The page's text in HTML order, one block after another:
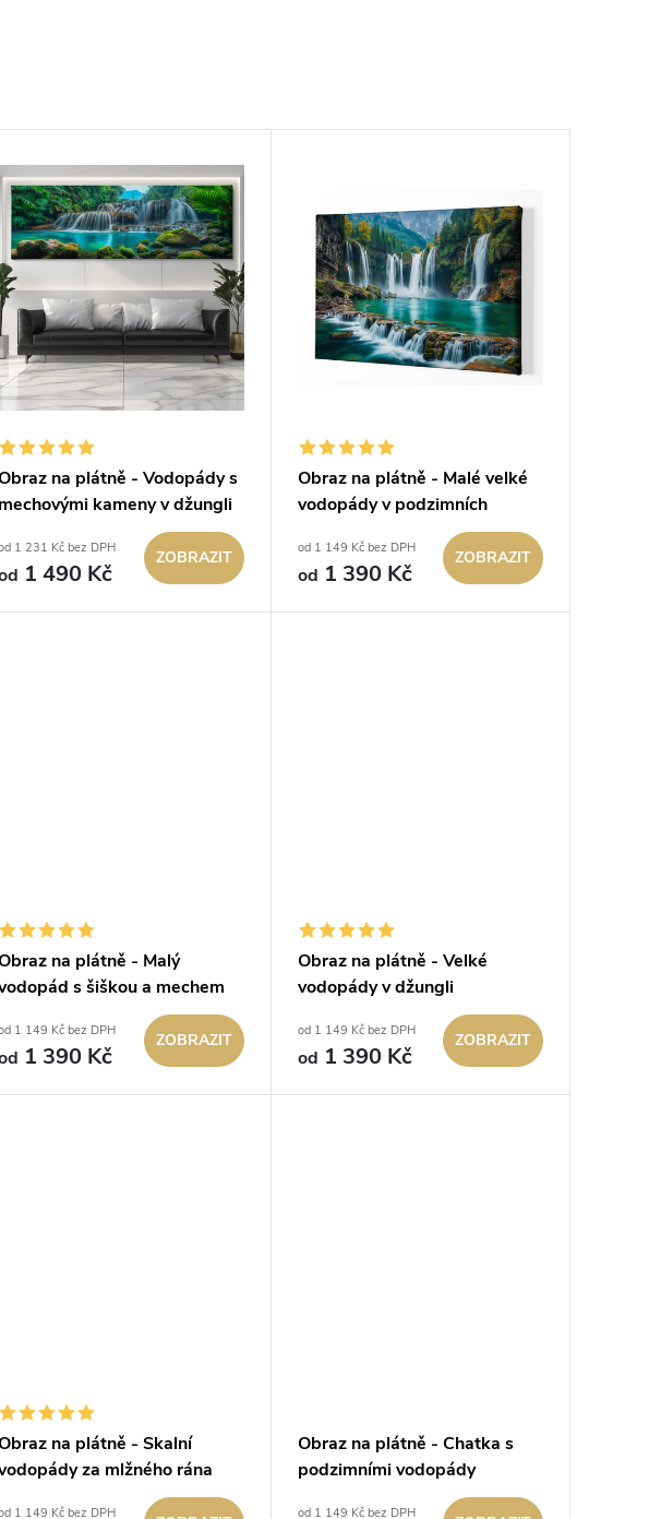
na plátně - Vodopády s
mechovými kameny v džungli
1 231 Kč bez DPH
1 490 Kč
ZOBRAZIT
Obraz na plátně - Malé velké
vodopády v podzimních
od 1 149 Kč bez DPH
od 1 390 Kč
ZOBRAZIT
na plátně - Malý
s šiškou a mechem
1 149 Kč bez DPH
1 390 Kč
ZOBRAZIT
Obraz na plátně - Velké
vodopády v džungli
od 1 149 Kč bez DPH
od 1 390 Kč
ZOBRAZIT
na plátně - Skalní
za mlžného rána
1 149 Kč bez DPH
Obraz na plátně - Chatka s
podzimními vodopády
od 1 149 Kč bez DPH